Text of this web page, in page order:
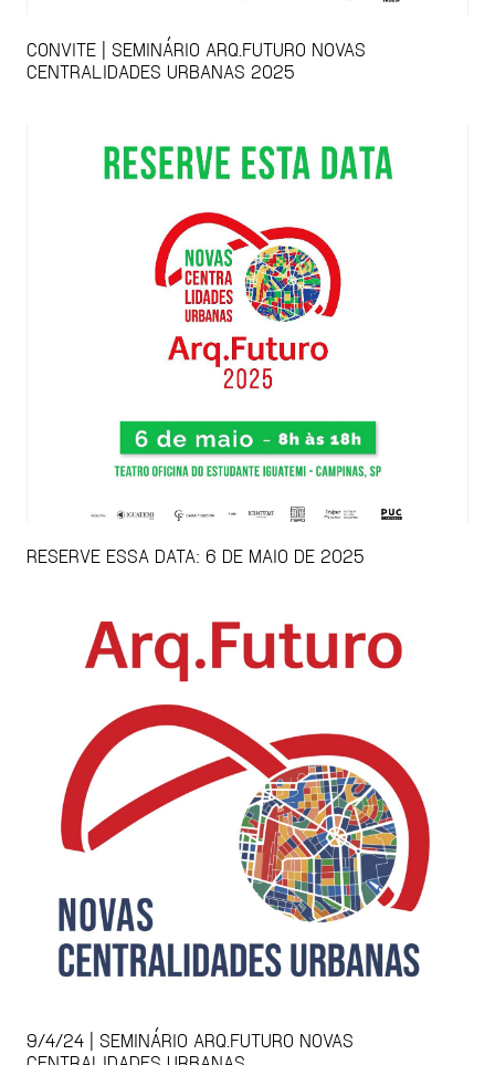
CONVITE | SEMINÁRIO ARQ.FUTURO NOVAS
CENTRALIDADES URBANAS 2025
RESERVE ESSA DATA: 6 DE MAIO DE 2025
9/4/24 | SEMINÁRIO ARQ.FUTURO NOVAS